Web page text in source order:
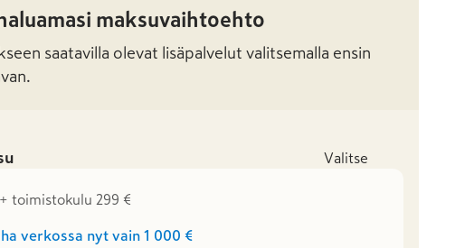
maksuvaihtoehto
saatavilla olevat lisäpalvelut valitsemalla ensin
Valitse
+ toimistokulu 299 €
verkossa nyt vain 1 000 €